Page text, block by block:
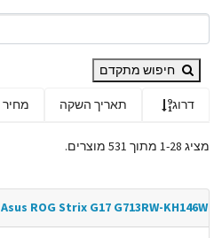
חיפוש מתקדם
דרוג תאריך השקה מחיר
מציג 1-28 מתוך 531 מוצרים.
Asus ROG Strix G17 G713RW-KH146W